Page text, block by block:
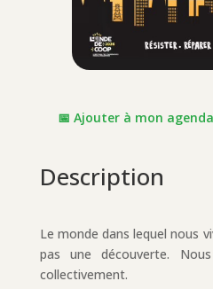
📅 Ajouter à mon agenda
Description
Le monde dans lequel nous
pas une découverte.
collectivement.